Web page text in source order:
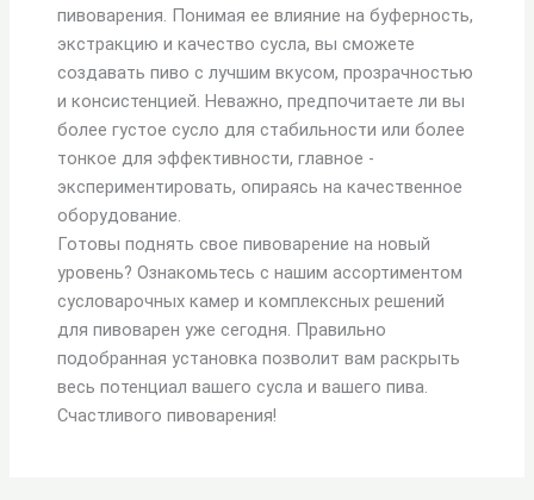
пивоварения. Понимая ее влияние на буферность,
экстракцию и качество сусла, вы сможете
создавать пиво с лучшим вкусом, прозрачностью
и консистенцией. Неважно, предпочитаете ли вы
более густое сусло для стабильности или более
тонкое для эффективности, главное -
экспериментировать, опираясь на качественное
оборудование.
Готовы поднять свое пивоварение на новый
уровень? Ознакомьтесь с нашим ассортиментом
сусловарочных камер и комплексных решений
для пивоварен уже сегодня. Правильно
подобранная установка позволит вам раскрыть
весь потенциал вашего сусла и вашего пива.
Счастливого пивоварения!